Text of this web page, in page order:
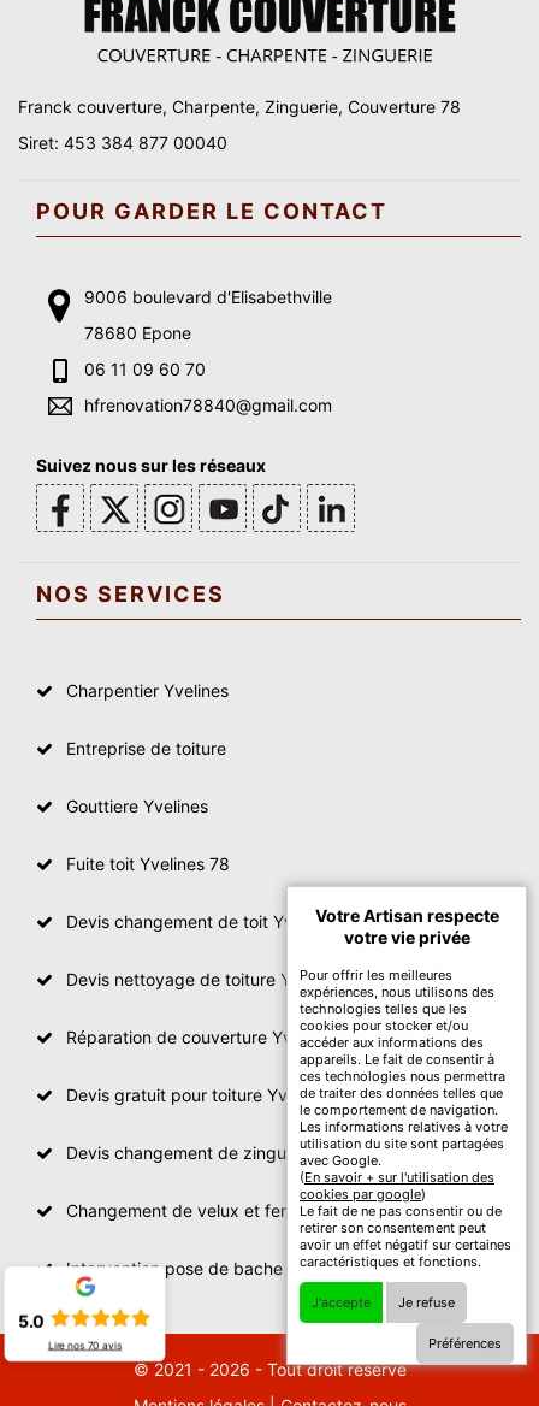
Franck couverture, Charpente, Zinguerie, Couverture 78
Siret: 453 384 877 00040
POUR GARDER LE CONTACT
9006 boulevard d'Elisabethville
78680 Epone
06 11 09 60 70
hfrenovation78840@gmail.com
Suivez nous sur les réseaux
NOS SERVICES
Charpentier Yvelines
Entreprise de toiture
Gouttiere Yvelines
Fuite toit Yvelines 78
Devis changement de toit Yvelines
Devis nettoyage de toiture Yvelines
Réparation de couverture Yvelines
Devis gratuit pour toiture Yvelines
Devis changement de zinguerie Yvelines
Changement de velux et fenêtre de toit Yvelines
Intervention pose de bache sur toit Yvelines
© 2021 - 2026 - Tout droit réservé
Votre Artisan respecte
votre vie privée
Pour offrir les meilleures
expériences, nous utilisons des
technologies telles que les
cookies pour stocker et/ou
accéder aux informations des
appareils. Le fait de consentir à
ces technologies nous permettra
de traiter des données telles que
le comportement de navigation.
Les informations relatives à votre
utilisation du site sont partagées
avec Google.
(En savoir + sur l'utilisation des
cookies par google)
Le fait de ne pas consentir ou de
retirer son consentement peut
avoir un effet négatif sur certaines
caractéristiques et fonctions.
J'accepte Je refuse
Préférences
5.0
Lire nos 70 avis